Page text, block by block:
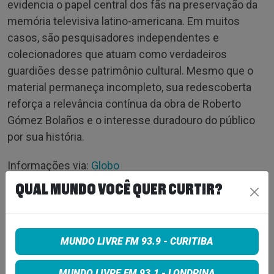
evidencia o papel central dos fãs na preservação da
memória televisiva latino-americana. Em muitos
casos, são pesquisadores independentes e
colecionadores que atuam como verdadeiros
guardiões desse patrimônio cultural. Mesmo que o
material permaneça incompleto, sua redescoberta
reforça a relevância contínua da obra de Roberto
Gómez Bolaños e o interesse duradouro do público
por sua história.
Informações via: Globo
QUAL MUNDO VOCÊ QUER CURTIR?
MUNDO LIVRE FM 93.9 - CURITIBA